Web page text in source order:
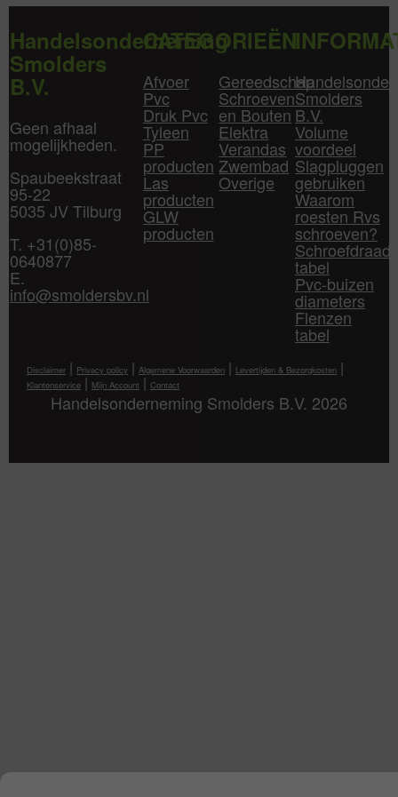
Handelsonderneming
Smolders
B.V.
Geen afhaal
mogelijkheden.
Spaubeekstraat
95-22
5035 JV Tilburg
T. +31(0)85-
0640877
E.
info@smoldersbv.nl
CATEGORIEËN
Afvoer
Pvc
Druk Pvc
Tyleen
PP
producten
Las
producten
GLW
producten
Gereedschap
Schroeven
en Bouten
Elektra
Verandas
Zwembad
Overige
Smolders
B.V.
Volume
voordeel
Slagpluggen
gebruiken
Waarom
roesten Rvs
schroeven?
Schroefdraad
tabel
Pvc-buizen
diameters
Flenzen
tabel
Disclaimer | Privacy policy | Algemene Voorwaarden | Levertijden & Bezorgkosten |
Klantenservice | Mijn Account | Contact
Handelsonderneming Smolders B.V. 2026